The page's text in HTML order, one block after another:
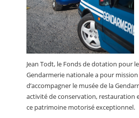
Jean Todt, le Fonds de dotation pour
Gendarmerie nationale a pour
d’accompagner le musée de la
activité de conservation, restauration
ce patrimoine motorisé exceptionnel.